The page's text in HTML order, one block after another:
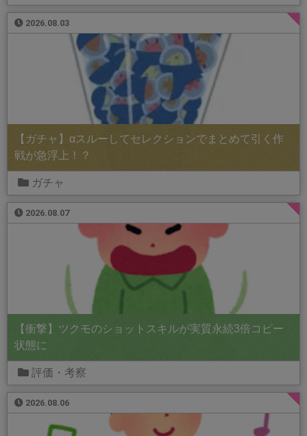
2026.08.03
【ガチャ】αスルーしてセレクションでまとめて引く作
戦が急浮上！？
ガチャ
2026.08.07
【衝撃】ツクモのショットスキルが実質永続3倍コピー
状態に
評価・考察
2026.08.06